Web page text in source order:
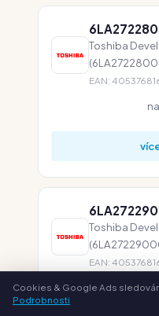
Toshiba
EAN:
Toshiba
EAN:
Cookies & Google Ads
Podrobnosti